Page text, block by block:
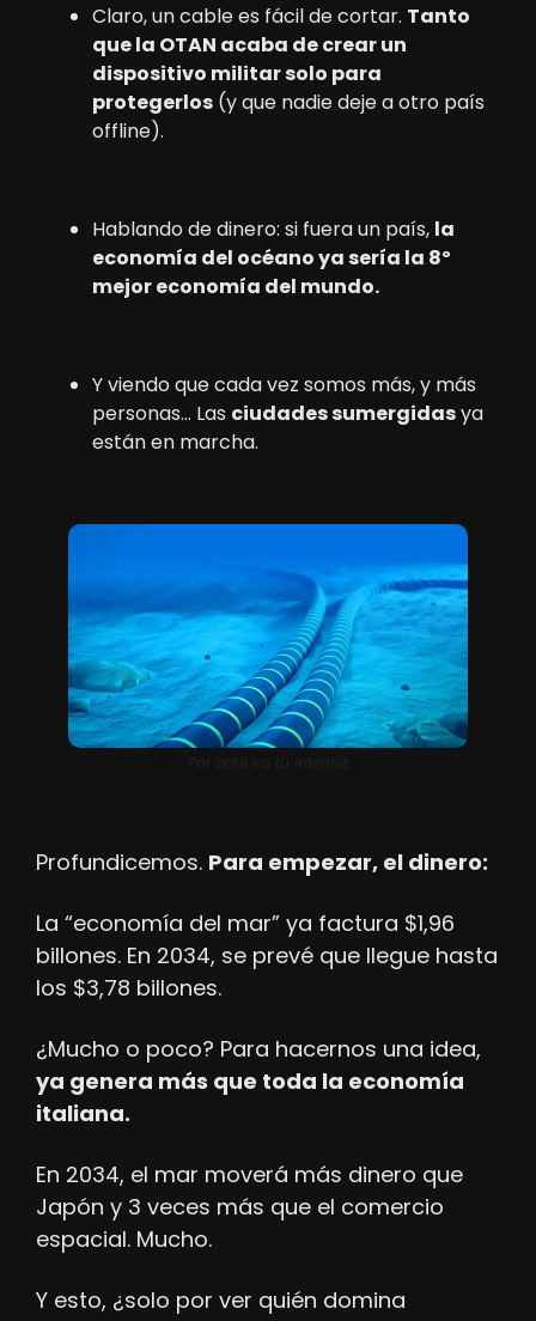
Claro, un cable es fácil de cortar. Tanto
que la OTAN acaba de crear un
dispositivo militar solo para
protegerlos (y que nadie deje a otro país
offline).
Hablando de dinero: si fuera un país, la
economía del océano ya sería la 8º
mejor economía del mundo.
Y viendo que cada vez somos más, y más
personas… Las ciudades sumergidas ya
están en marcha.
Profundicemos. Para empezar, el dinero:
La “economía del mar” ya factura $1,96
billones. En 2034, se prevé que llegue hasta
los $3,78 billones.
ya genera más que toda la economía
italiana.
En 2034, el mar moverá más dinero que
Japón y 3 veces más que el comercio
espacial. Mucho.
Y esto, ¿solo por ver quién domina